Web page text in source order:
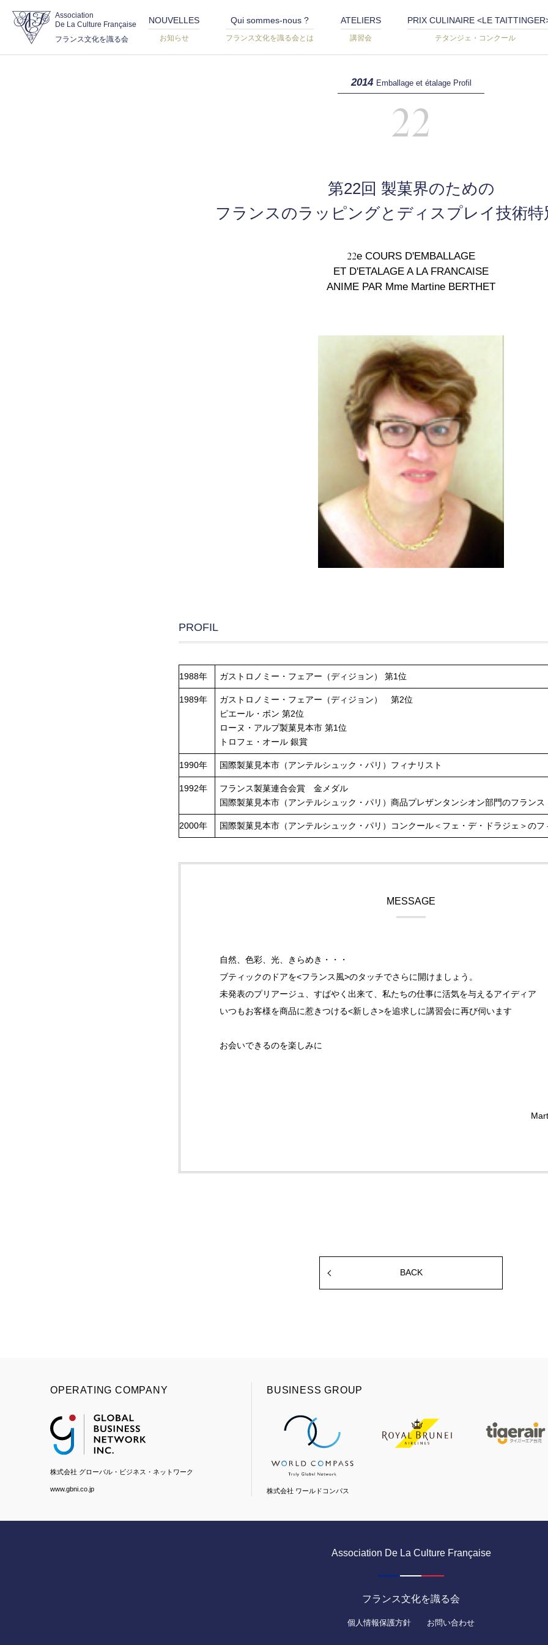
Association
De La Culture Française
フランス文化を識る会
NOUVELLES
お知らせ
Qui sommes-nous ?
フランス文化を識る会とは
ATELIERS
講習会
PRIX CULINAIRE <LE
テタンジェ・コンクール
2014 Emballage et étalage Profil
22
第22回 製菓界のための
フランスのラッピングとディスプレイ技術特
22e COURS D'EMBALLAGE
ET D'ETALAGE A LA FRANCAISE
ANIME PAR Mme Martine BERTHET
PROFIL
1988年 ガストロノミー・フェアー（ディジョン） 第1位
1989年
ガストロノミー・フェアー（ディジョン） 第2位
ピエール・ボン 第2位
ローヌ・アルプ製菓見本市 第1位
トロフェ・オール 銀賞
1990年 国際製菓見本市（アンテルシュック・パリ）フィナリスト
1992年
フランス製菓連合会賞 金メダル
国際製菓見本市（アンテルシュック・パリ）商品プレザンタンシオン部門のフランス
2000年 国際製菓見本市（アンテルシュック・パリ）コンクール＜フェ・デ・ドラジェ＞のフ
MESSAGE
自然、色彩、光、きらめき・・・
ブティックのドアを<フランス風>のタッチでさらに開けましょう。
未発表のプリアージュ、すばやく出来て、私たちの仕事に活気を与えるアイディア
いつもお客様を商品に惹きつける<新しさ>を追求しに講習会に再び伺います
お会いできるのを楽しみに
BACK
OPERATING COMPANY
株式会社 グローバル・ビジネス・ネットワーク
www.gbni.co.jp
BUSINESS GROUP
株式会社 ワールドコンパス
Association De La Culture Française
フランス文化を識る会
個人情報保護方針 お問い合わせ